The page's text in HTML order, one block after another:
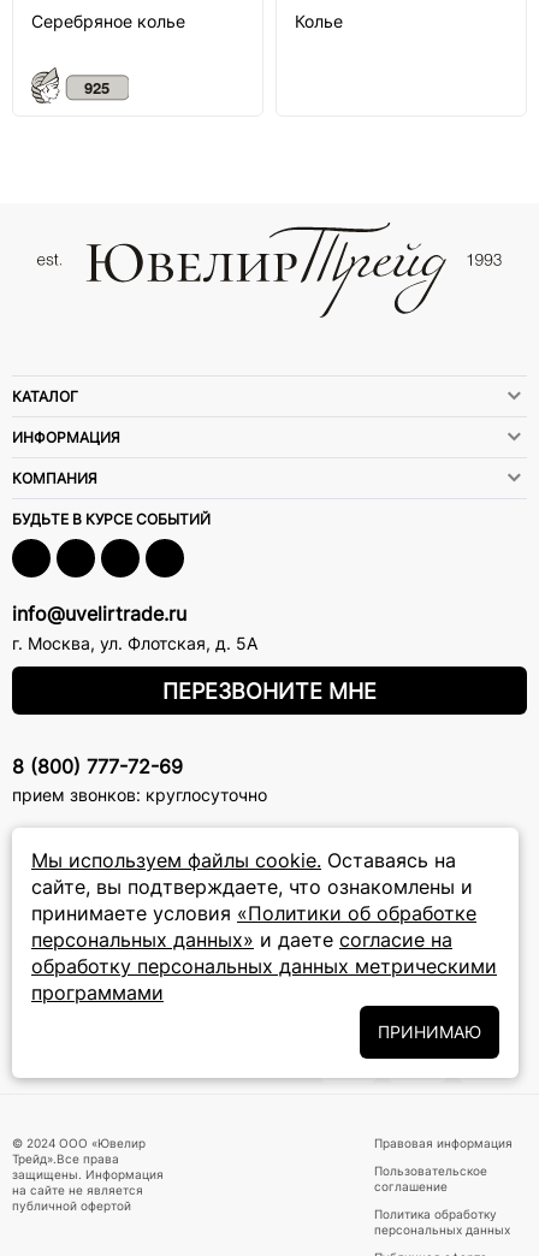
Серебряное колье Колье
Мы используем файлы cookie. Оставаясь на
сайте, вы подтверждаете, что ознакомлены и
принимаете условия «Политики об обработке
персональных данных» и даете согласие на
обработку персональных данных метрическими
программами
ПРИНИМАЮ
КАТАЛОГ
ИНФОРМАЦИЯ
КОМПАНИЯ
БУДЬТЕ В КУРСЕ СОБЫТИЙ
info@uvelirtrade.ru
г. Москва, ул. Флотская, д. 5А
ПЕРЕЗВОНИТЕ МНЕ
8 (800) 777-72-69
прием звонков: круглосуточно
ПОДПИСКА НА РАССЫЛКУ
Подписаться на новости
Подписываясь на рассылку, вы соглашаетесь с условиями
обработки персональных данныхи даёте своё согласие на их
обработку
© 2024 ООО «Ювелир
Трейд».Все права
защищены. Информация
на сайте не является
публичной офертой
Правовая информация
Пользовательское
соглашение
Политика обработку
персональных данных